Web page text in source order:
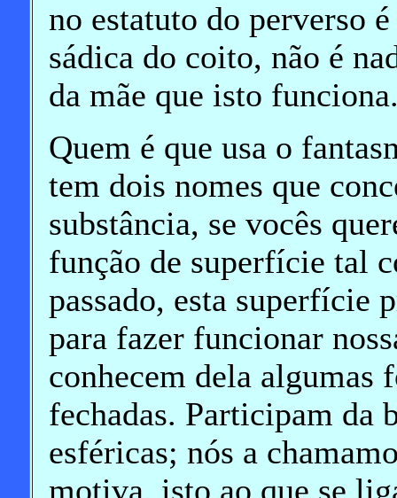
no estatuto do perverso
sádica do coito, não é
da mãe que isto
Quem é que usa o
tem dois nomes que
substância, se vocês
função de superfície tal
passado, esta superfície
para fazer funcionar
conhecem dela algumas
fechadas. Participam da
esféricas; nós a
motiva, isto ao que se